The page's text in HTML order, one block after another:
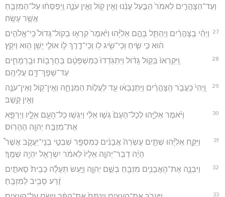
וְעַד־הַצָּהֳרַ֤יִם לֵאמֹר֙ הַבַּ֣עַל עֲנֵ֔נוּ וְאֵ֥ין ק֖וֹל וְאֵ֣ין עֹנֶ֑ה וַֽיְפַסְּח֔וּ עַל־הַמִּזְבֵּ֖חַ
אֲשֶׁ֥ר עָשָֽׂה׃
27
וַיְהִ֨י בַֽצָּהֳרַ֜יִם וַיְהַתֵּ֧ל בָּהֶ֣ם אֵלִיָּ֗הוּ וַיֹּ֙אמֶר֙ קִרְא֤וּ בְקוֹל־גָּדוֹל֙ כִּֽי־אֱלֹהִ֣ים
ה֔וּא כִּ֣י שִׂ֧יחַ וְכִֽי־שִׂ֛יג ל֖וֹ וְכִֽי־דֶ֣רֶךְ ל֑וֹ אוּלַ֛י יָשֵׁ֥ן ה֖וּא וְיִקָֽץ׃
28
וַֽיִּקְרְאוּ֙ בְּק֣וֹל גָּד֔וֹל וַיִּתְגֹּֽדְדוּ֙ כְּמִשְׁפָּטָ֔ם בַּחֲרָב֖וֹת וּבָֽרְמָחִ֑ים
עַד־שְׁפָךְ־דָּ֖ם עֲלֵיהֶֽם׃
29
וַֽיְהִי֙ כַּעֲבֹ֣ר הַֽצָּהֳרַ֔יִם וַיִּֽתְנַבְּא֔וּ עַ֖ד לַעֲל֣וֹת הַמִּנְחָ֑ה וְאֵֽין־ק֥וֹל וְאֵין־עֹנֶ֖ה
וְאֵ֥ין קָֽשֶׁב׃
30
וַיֹּ֨אמֶר אֵלִיָּ֤הוּ לְכָל־הָעָם֙ גְּשׁ֣וּ אֵלַ֔י וַיִּגְּשׁ֥וּ כָל־הָעָ֖ם אֵלָ֑יו וַיְרַפֵּ֛א
אֶת־מִזְבַּ֥ח יְהוָ֖ה הֶהָרֽוּס׃
31
וַיִּקַּ֣ח אֵלִיָּ֗הוּ שְׁתֵּ֤ים עֶשְׂרֵה֙ אֲבָנִ֔ים כְּמִסְפַּ֖ר שִׁבְטֵ֣י בְנֵֽי־יַעֲקֹ֑ב אֲשֶׁר֩
הָיָ֨ה דְבַר־יְהוָ֤ה אֵלָיו֙ לֵאמֹ֔ר יִשְׂרָאֵ֖ל יִהְיֶ֥ה שְׁמֶֽךָ׃
32
וַיִּבְנֶ֧ה אֶת־הָאֲבָנִ֛ים מִזְבֵּ֖חַ בְּשֵׁ֣ם יְהוָ֑ה וַיַּ֣עַשׂ תְּעָלָ֗ה כְּבֵית֙ סָאתַ֣יִם
זֶ֔רַע סָבִ֖יב לַמִּזְבֵּֽחַ׃
33